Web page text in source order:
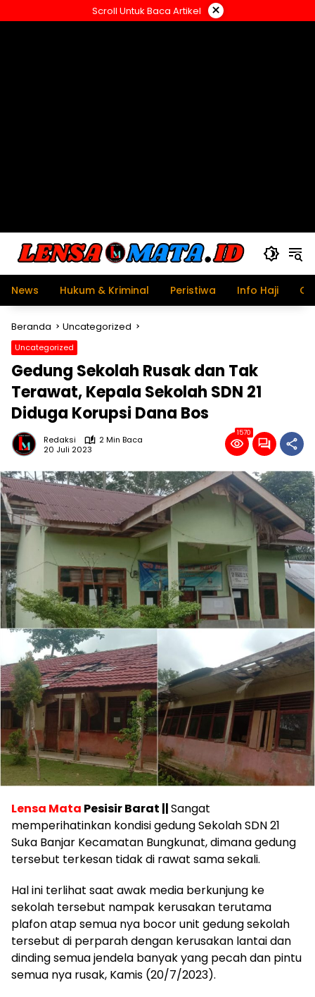
ke
Scroll Untuk Baca Artikel ×
News Hukum & Kriminal Peristiwa Info Haji
Beranda Uncategorized
Uncategorized
Gedung Sekolah Rusak dan Tak
Terawat, Kepala Sekolah SDN 21
Diduga Korupsi Dana Bos
Redaksi
2 Min Baca
20 Juli 2023
1570
Lensa Mata Pesisir Barat ||Sangat
memperihatinkan kondisi gedung Sekolah SDN 21
Suka Banjar Kecamatan Bungkunat, dimana gedung
tersebut terkesan tidak di rawat sama sekali.
Hal ini terlihat saat awak media berkunjung ke
sekolah tersebut nampak kerusakan terutama
plafon atap semua nya bocor unit gedung sekolah
tersebut di perparah dengan kerusakan lantai dan
dinding semua jendela banyak yang pecah dan pintu
semua nya rusak, Kamis (20/7/2023).